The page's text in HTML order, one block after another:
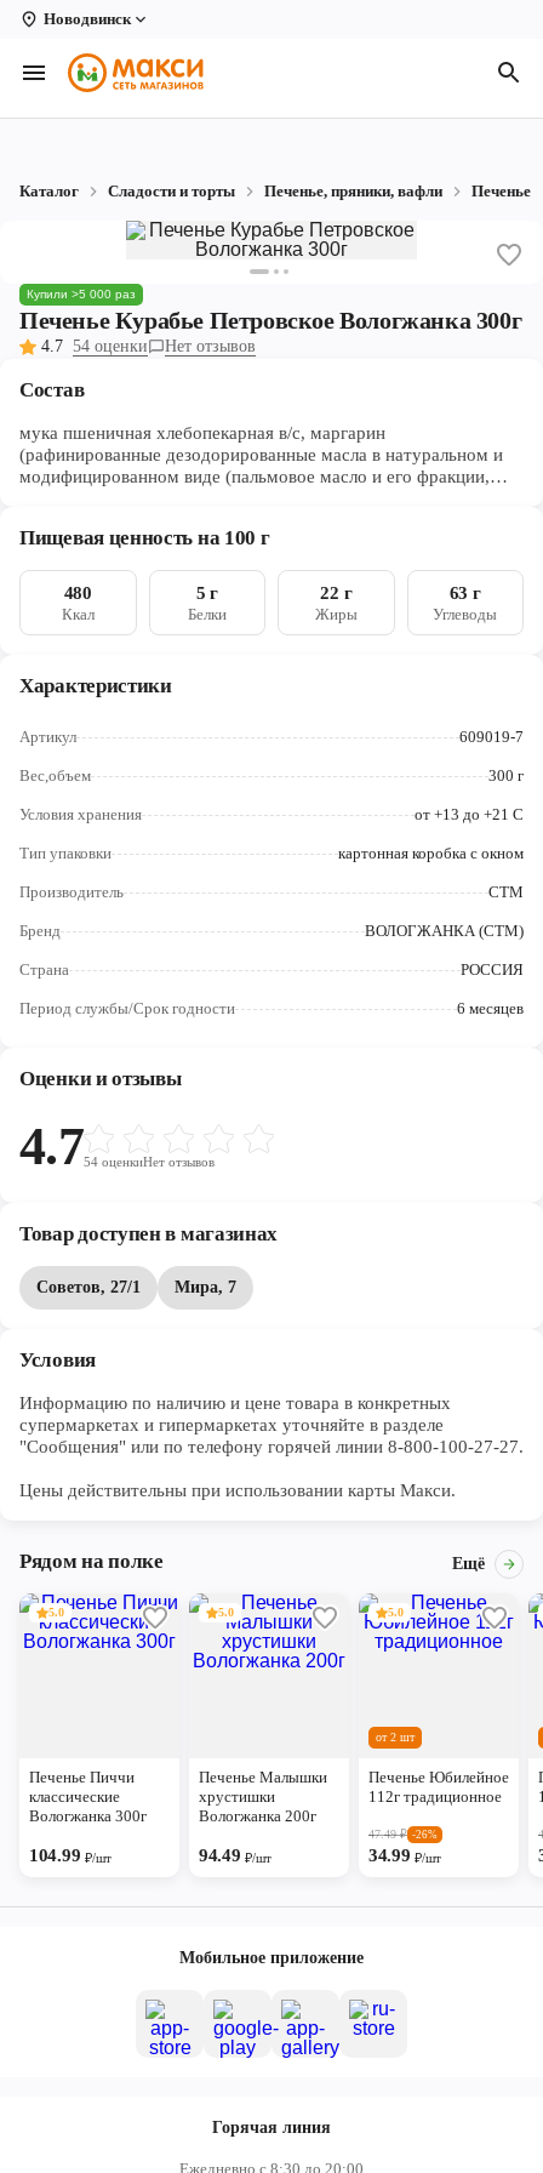
Новодвинск
Вологда
Архангельск
Коряжма
Котлас
Рыбинск
Череповец
Ярославль
Каталог Сладости и торты Печенье, пряники, вафли Печенье
Купили >5 000 раз
Печенье Курабье Петровское Вологжанка 300г
4.7 54 оценки Нет отзывов
Состав
мука пшеничная хлебопекарная в/с, маргарин
(рафинированные дезодорированные масла в натуральном и
модифицированном виде (пальмовое масло и его фракции,
краситель Е160а, ароматизатор, регулятор кислотности
яблочное; сахар; регулятор кислотности: Е330; консерванты:
Е200, Е220(остаточный) ) сахар, соль, ароматизатор
"Ванилин"
Пищевая ценность на 100 г
480
Ккал
5 г
Белки
22 г
Жиры
63 г
Углеводы
Характеристики
Артикул 609019-7
Вес,объем 300 г
Условия хранения от +13 до +21 С
Тип упаковки картонная коробка с окном
Производитель СТМ
Бренд ВОЛОГЖАНКА (СТМ)
Страна РОССИЯ
Период службы/Срок годности 6 месяцев
Оценки и отзывы
4.754 оценкиНет отзывов
Товар доступен в магазинах
Советов, 27/1 Мира, 7
Условия
Информацию по наличию и цене товара в конкретных
супермаркетах и гипермаркетах уточняйте в разделе
"Сообщения" или по телефону горячей линии 8-800-100-27-27.
Цены действительны при использовании карты Макси.
Рядом на полке Ещё
5.0
Печенье Пиччи
классические
Вологжанка 300г
104.99 ₽/шт
5.0
Печенье Малышки
хрустишки
Вологжанка 200г
94.49₽/шт
от 2 шт
5.0
Печенье Юбилейное
112г традиционное
47.49₽ -26%
34.99₽/шт
Мобильное приложение
Горячая линия
Ежедневно с 8:30 до 20:00